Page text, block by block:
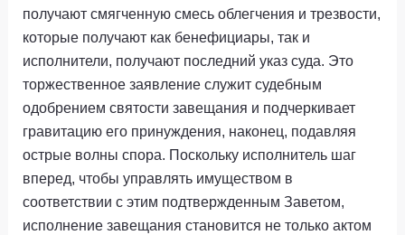
получают смягченную смесь облегчения и трезвости,
которые получают как бенефициары, так и
исполнители, получают последний указ суда. Это
торжественное заявление служит судебным
одобрением святости завещания и подчеркивает
гравитацию его принуждения, наконец, подавляя
острые волны спора. Поскольку исполнитель шаг
вперед, чтобы управлять имуществом в
соответствии с этим подтвержденным Заветом,
исполнение завещания становится не только актом